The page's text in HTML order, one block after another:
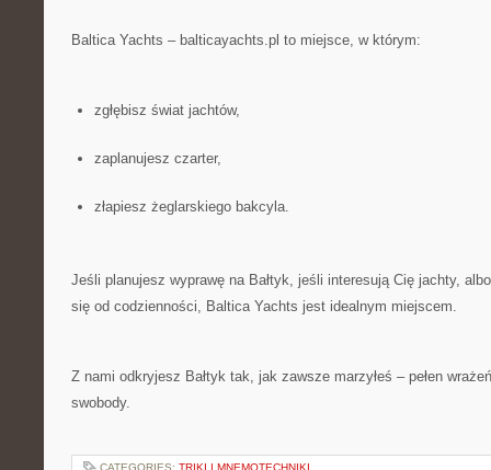
Baltica Yachts – balticayachts.pl to miejsce, w którym:
zgłębisz świat jachtów,
zaplanujesz czarter,
złapiesz żeglarskiego bakcyla.
Jeśli planujesz wyprawę na Bałtyk, jeśli interesują Cię jachty,
się od codzienności, Baltica Yachts jest idealnym miejscem.
Z nami odkryjesz Bałtyk tak, jak zawsze marzyłeś – pełen
swobody.
CATEGORIES: TRIKI I MNEMOTECHNIKI